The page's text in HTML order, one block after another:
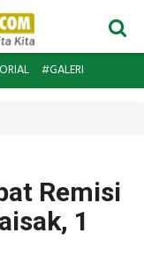
#GALERI
Remisi
1